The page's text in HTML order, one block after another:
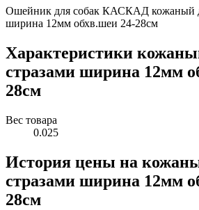
Ошейник для собак КАСКАД кожаный
ширина 12мм обхв.шеи 24-28см
Характеристики
стразами ширина 12мм
28см
Вес товара
0.025
История цены на
стразами ширина 12мм
28см